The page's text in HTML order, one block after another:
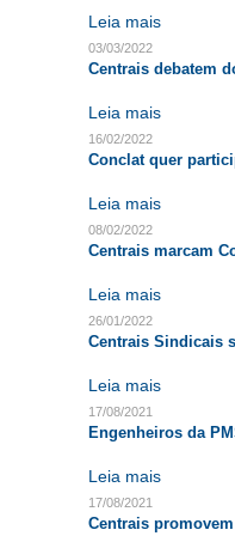
Leia mais
03/03/2022
Centrais debatem
Leia mais
16/02/2022
Conclat quer
Leia mais
08/02/2022
Centrais marcam
Leia mais
26/01/2022
Centrais Sindicais
Leia mais
17/08/2021
Engenheiros da
Leia mais
17/08/2021
Centrais